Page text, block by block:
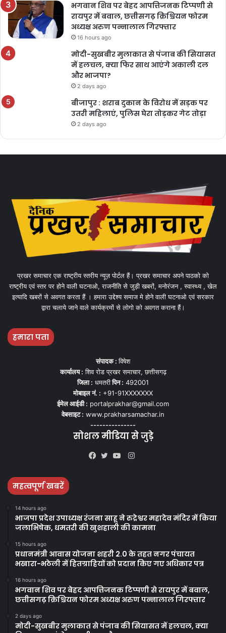
भगवान शिव पर बेहद आपत्तिजनक टिप्पणी से
रायपुर में बवाल, छत्तीसगढ़ क्रिश्चियन फोरम
अध्यक्ष अरुण पन्नालाल गिरफ्तार
16 hours ago
मोदी-सुखबीर मुलाकात से पंजाब की सियासत
में हलचल, क्या फिर साथ आएंगे अकाली दल
और भाजपा?
2 days ago
बीजापुर : शराब दुकान के विरोध में सड़क पर
उतरी महिलाएं, पुलिस घेरा तोड़कर गेट तोड़ा
2 days ago
प्रखर समाचार एक राष्ट्रीय स्तरीय न्यूज़ पोर्टल हैं। प्रखर समाचार अपने पाठको को
राष्ट्रीय एवं स्तर पर होने वाली घटनाओ, राजनीति से जुड़ी खबरों, मनोरंजन , स्वास्थ्य , खेल
इत्यादि खबरों से अवगत करता हैं । हमारा उद्देश्य समाज मे होने वाली घटनाओ एवं सरकार
द्वारा चलाये जाने वाले कार्यक्रमों से लोगो को अवगत कराना हैं।
हमारा पता
संपादक :विषेश
कार्यालय : शिव रोड प्रखर समाचार, छत्तीसगढ़
जिला : धमतरीपिन : 492001
मोबाइल नं. : +91-91XXXXXXX
ईमेल आईडी : portalprakhar@gmail.com
वेबसाइट : www.prakharsamachar.in
---------------
सोशल मीडिया से जुड़े
Instagram
महत्वपूर्ण खबरें
14 hours ago
भाजपा प्रदेश उपाध्यक्ष रंजना साहू ने रुद्रेश्वर महादेव मंदिर में किया
जलाभिषेक, धमतरी की खुशहाली की कामना
15 hours ago
प्रधानमंत्री आवास योजना शहरी 2.0 के तहत नगर पंचायत
भखारा-भठेली में हितग्राहियों को प्रदान किए गए अधिकार पत्र
16 hours ago
भगवान शिव पर बेहद आपत्तिजनक टिप्पणी से रायपुर में बवाल,
छत्तीसगढ़ क्रिश्चियन फोरम अध्यक्ष अरुण पन्नालाल गिरफ्तार
2 days ago
मोदी-सुखबीर मुलाकात से पंजाब की सियासत में हलचल, क्या